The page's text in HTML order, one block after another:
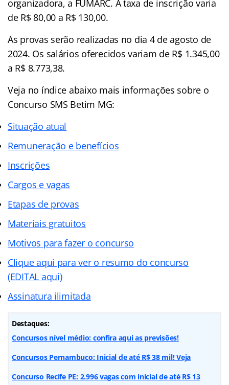
organizadora, a FUMARC. A taxa de inscrição varia
de R$ 80,00 a R$ 130,00.
As provas serão realizadas no dia 4 de agosto de
2024. Os salários oferecidos variam de R$ 1.345,00
a R$ 8.773,38.
Veja no índice abaixo mais informações sobre o
Concurso SMS Betim MG:
Situação atual
Remuneração e benefícios
Inscrições
Cargos e vagas
Etapas de provas
Materiais gratuitos
Motivos para fazer o concurso
Clique aqui para ver o resumo do concurso
(EDITAL aqui)
Assinatura ilimitada
Destaques:
Concursos nível médio: confira aqui as previsões!
Concursos Pernambuco: Inicial de até R$ 38 mil! Veja
Concurso Recife PE: 2.996 vagas com inicial de até R$ 13